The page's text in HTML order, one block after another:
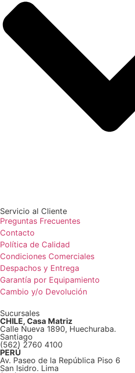
Servicio al Cliente
Preguntas Frecuentes
Contacto
Política de Calidad
Condiciones Comerciales
Despachos y Entrega
Garantía por Equipamiento
Cambio y/o Devolución
Sucursales
CHILE, Casa Matriz
Calle Nueva 1890, Huechuraba.
Santiago
(562) 2760 4100
PERÚ
Av. Paseo de la República Piso 6
San Isidro. Lima